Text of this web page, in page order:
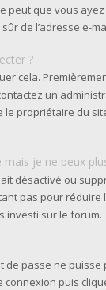
peut que vous
de l’adresse e-
?
cela.
un
le propriétaire du
je ne peux
désactivé ou
pas pour
investi sur le forum.
de passe ne
connexion puis